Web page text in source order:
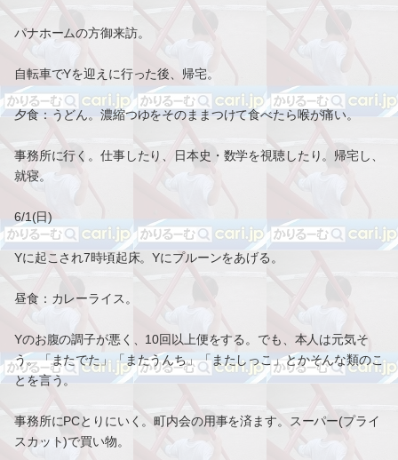
パナホームの方御来訪。
自転車でYを迎えに行った後、帰宅。
夕食：うどん。濃縮つゆをそのままつけて食べたら喉が痛い。
事務所に行く。仕事したり、日本史・数学を視聴したり。帰宅し、
就寝。
6/1(日)
Yに起こされ7時頃起床。Yにプルーンをあげる。
昼食：カレーライス。
Yのお腹の調子が悪く、10回以上便をする。でも、本人は元気そ
う。「またでた」「またうんち」「またしっこ」とかそんな類のこ
とを言う。
事務所にPCとりにいく。町内会の用事を済ます。スーパー(プライ
スカット)で買い物。